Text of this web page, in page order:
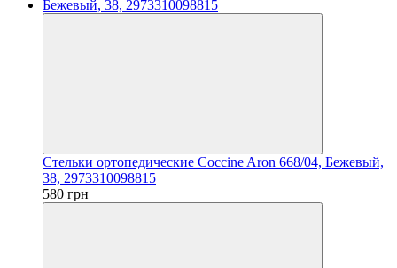
Стельки ортопедические Coccine Aron 668/04, Бежевый,
38, 2973310098815
580 грн